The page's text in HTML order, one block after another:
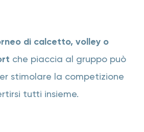
di calcetto, volley o
che piaccia al gruppo può
stimolare la competizione
tutti insieme.